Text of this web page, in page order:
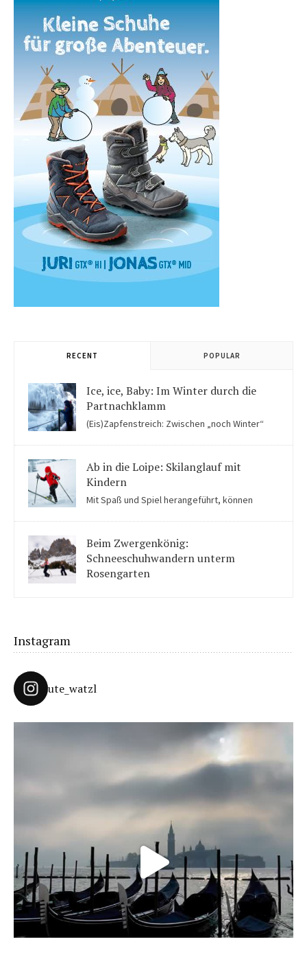
RECENT POPULAR
Ice, ice, Baby: Im Winter durch die
Partnachklamm
(Eis)Zapfenstreich: Zwischen „noch Winter“
Ab in die Loipe: Skilanglauf mit
Kindern
Mit Spaß und Spiel herangeführt, können
Beim Zwergenkönig:
Schneeschuhwandern unterm
Rosengarten
Instagram
ute_watzl